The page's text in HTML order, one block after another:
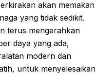
akan memakan
yang tidak sedikit.
terus mengerahkan
daya yang ada,
modern dan
untuk menyelesaikan